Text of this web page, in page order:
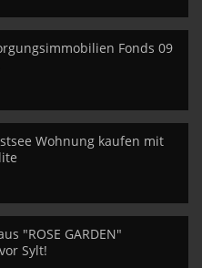
Fonds 09
Wohnung kaufen mit
"ROSE GARDEN"
Sylt!